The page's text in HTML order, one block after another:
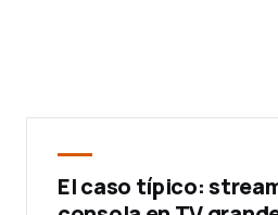
El caso típico: